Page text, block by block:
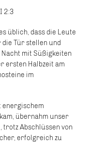
2:3
üblich, dass die Leute
Tür stellen und
mit Süßigkeiten
ersten Halbzeit am
im
energischem
übernahm unser
trotz Abschlüssen von
erfolgreich zu